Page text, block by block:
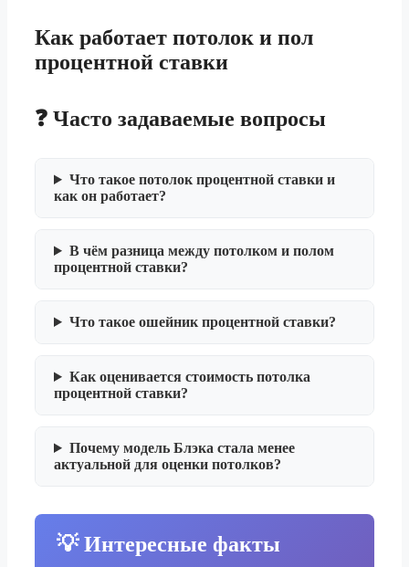
Как работает потолок и пол
процентной ставки
❓ Часто задаваемые вопросы
Что такое потолок процентной ставки и
как он работает?
В чём разница между потолком и полом
процентной ставки?
Что такое ошейник процентной ставки?
Как оценивается стоимость потолка
процентной ставки?
Почему модель Блэка стала менее
актуальной для оценки потолков?
💡 Интересные факты